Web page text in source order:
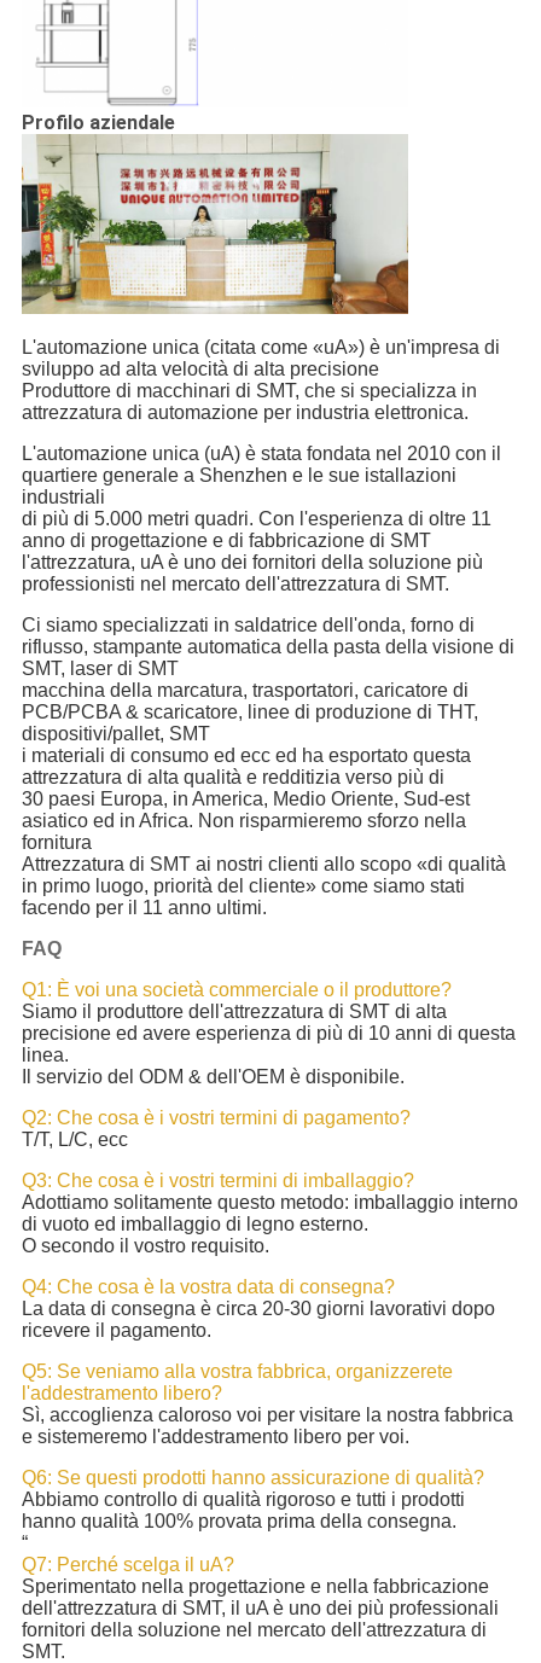
Profilo aziendale
L'automazione unica (citata come «uA») è un'impresa di
sviluppo ad alta velocità di alta precisione
Produttore di macchinari di SMT, che si specializza in
attrezzatura di automazione per industria elettronica.
L'automazione unica (uA) è stata fondata nel 2010 con il
quartiere generale a Shenzhen e le sue istallazioni
industriali
di più di 5.000 metri quadri. Con l'esperienza di oltre 11
anno di progettazione e di fabbricazione di SMT
l'attrezzatura, uA è uno dei fornitori della soluzione più
professionisti nel mercato dell'attrezzatura di SMT.
Ci siamo specializzati in saldatrice dell'onda, forno di
riflusso, stampante automatica della pasta della visione di
SMT, laser di SMT
macchina della marcatura, trasportatori, caricatore di
PCB/PCBA & scaricatore, linee di produzione di THT,
dispositivi/pallet, SMT
i materiali di consumo ed ecc ed ha esportato questa
attrezzatura di alta qualità e redditizia verso più di
30 paesi Europa, in America, Medio Oriente, Sud-est
asiatico ed in Africa. Non risparmieremo sforzo nella
fornitura
Attrezzatura di SMT ai nostri clienti allo scopo «di qualità
in primo luogo, priorità del cliente» come siamo stati
facendo per il 11 anno ultimi.
FAQ
Q1: È voi una società commerciale o il produttore?
Siamo il produttore dell'attrezzatura di SMT di alta
precisione ed avere esperienza di più di 10 anni di questa
linea.
Il servizio del ODM & dell'OEM è disponibile.
Q2: Che cosa è i vostri termini di pagamento?
T/T, L/C, ecc
Q3: Che cosa è i vostri termini di imballaggio?
Adottiamo solitamente questo metodo: imballaggio interno
di vuoto ed imballaggio di legno esterno.
O secondo il vostro requisito.
Q4: Che cosa è la vostra data di consegna?
La data di consegna è circa 20-30 giorni lavorativi dopo
ricevere il pagamento.
Q5: Se veniamo alla vostra fabbrica, organizzerete
l'addestramento libero?
Sì, accoglienza caloroso voi per visitare la nostra fabbrica
e sistemeremo l'addestramento libero per voi.
Q6: Se questi prodotti hanno assicurazione di qualità?
Abbiamo controllo di qualità rigoroso e tutti i prodotti
hanno qualità 100% provata prima della consegna.
“
Q7: Perché scelga il uA?
Sperimentato nella progettazione e nella fabbricazione
dell'attrezzatura di SMT, il uA è uno dei più professionali
fornitori della soluzione nel mercato dell'attrezzatura di
SMT.